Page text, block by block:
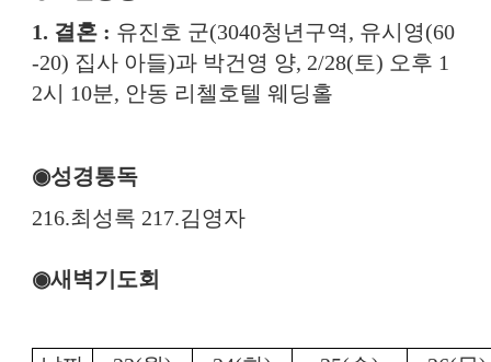
1. 결혼 : 유진호 군(3040청년구역, 유시영(60
-20) 집사 아들)과 박건영 양, 2/28(토) 오후 1
2시 10분, 안동 리첼호텔 웨딩홀
◉성경통독
216.최성록 217.김영자
◉새벽기도회